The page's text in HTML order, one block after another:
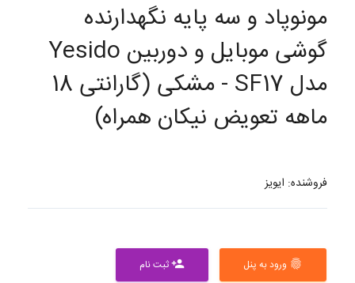
مونوپاد و سه پایه نگهدارنده
گوشی موبایل و دوربین Yesido
مدل SF17 - مشکی (گارانتی 18
ماهه تعویض نیکان همراه)
فروشنده: ایویز
fingerprint ورود به پنل person_addثبت نام